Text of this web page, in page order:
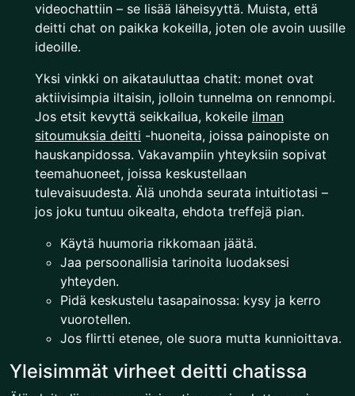
videochattiin – se lisää läheisyyttä. Muista, että
deitti chat on paikka kokeilla, joten ole avoin uusille
ideoille.
Yksi vinkki on aikatauluttaa chatit: monet ovat
aktiivisimpia iltaisin, jolloin tunnelma on rennompi.
Jos etsit kevyttä seikkailua, kokeile ilman
sitoumuksia deitti -huoneita, joissa painopiste on
hauskanpidossa. Vakavampiin yhteyksiin sopivat
teemahuoneet, joissa keskustellaan
tulevaisuudesta. Älä unohda seurata intuitiotasi –
jos joku tuntuu oikealta, ehdota treffejä pian.
Käytä huumoria rikkomaan jäätä.
Jaa persoonallisia tarinoita luodaksesi
yhteyden.
Pidä keskustelu tasapainossa: kysy ja kerro
vuorotellen.
Jos flirtti etenee, ole suora mutta kunnioittava.
Yleisimmät virheet deitti chatissa